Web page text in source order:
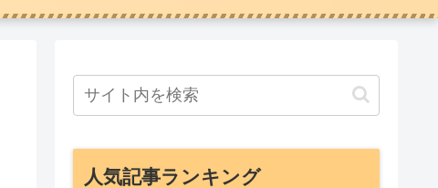
人気記事ランキング